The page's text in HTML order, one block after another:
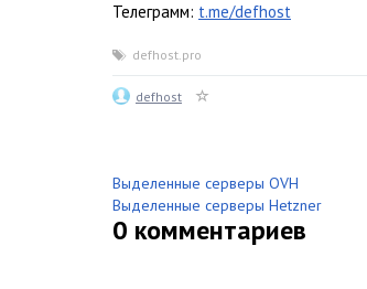
Телеграмм: t.me/defhost
defhost.pro
defhost
Выделенные серверы OVH
Выделенные серверы Hetzner
0 комментариев